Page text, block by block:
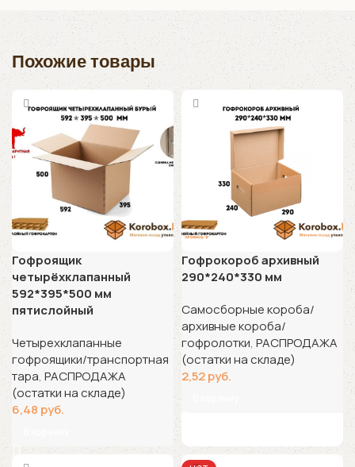
Похожие товары
Гофроящик
четырёхклапанный
592*395*500 мм
пятислойный
Четырехклапанные
гофроящики/транспортная
тара, РАСПРОДАЖА
(остатки на складе)
6,48 руб.
Гофрокороб архивный
290*240*330 мм
Самосборные короба/
архивные короба/
гофролотки, РАСПРОДАЖА
(остатки на складе)
2,52руб.